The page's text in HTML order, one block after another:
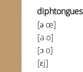
diphtongues
[ə œ]
[a o]
[ɔ o]
[ɛj]